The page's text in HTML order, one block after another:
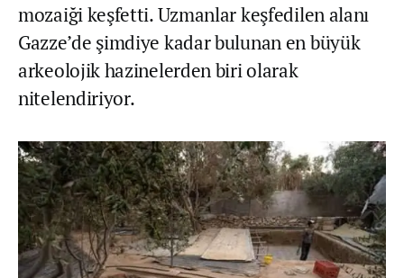
mozaiği keşfetti. Uzmanlar keşfedilen alanı
Gazze’de şimdiye kadar bulunan en büyük
arkeolojik hazinelerden biri olarak
nitelendiriyor.